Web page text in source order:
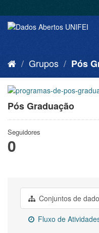
Grupos Pós
Pós Graduação
Seguidores
0
Conjuntos de
Fluxo de